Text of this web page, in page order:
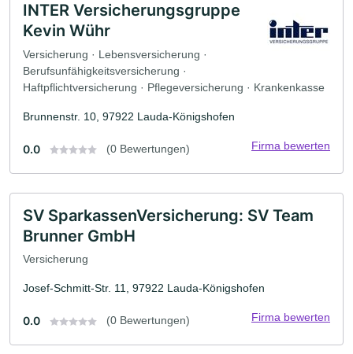
INTER Versicherungsgruppe
Kevin Wühr
Versicherung · Lebensversicherung ·
Berufsunfähigkeitsversicherung ·
Haftpflichtversicherung · Pflegeversicherung · Krankenkasse
Brunnenstr. 10, 97922 Lauda-Königshofen
0.0 (0 Bewertungen) Firma bewerten
SV SparkassenVersicherung: SV Team
Brunner GmbH
Versicherung
Josef-Schmitt-Str. 11, 97922 Lauda-Königshofen
0.0 (0 Bewertungen) Firma bewerten